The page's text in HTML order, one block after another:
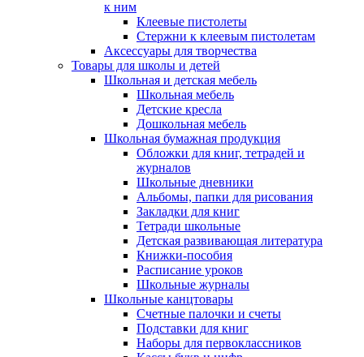
к ним
Клеевые пистолеты
Стержни к клеевым пистолетам
Аксессуары для творчества
Товары для школы и детей
Школьная и детская мебель
Школьная мебель
Детские кресла
Дошкольная мебель
Школьная бумажная продукция
Обложки для книг, тетрадей и
журналов
Школьные дневники
Альбомы, папки для рисования
Закладки для книг
Тетради школьные
Детская развивающая литература
Книжки-пособия
Расписание уроков
Школьные журналы
Школьные канцтовары
Счетные палочки и счеты
Подставки для книг
Наборы для первоклассников